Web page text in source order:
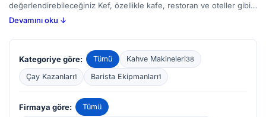
değerlendirebileceğiniz Kef, özellikle kafe, restoran ve oteller gibi
yoğun kullanıma sahip işletmeler için tasarlanmış kahve makineleri
makineler, demleme hassasiyeti, sıcaklık kontrolü ve kullanım
kolaylığı gibi unsurlara dikkat ederek geliştirilmiş. Alıcılar, kapasite,
güvenlik özellikleri ve bakım kolaylığı konularına odaklanarak
ihtiyaçlarını karşılayabilecekleri geniş bir yelpazeye sahip. Kahve
hazırlama sürecini optimize etmek isteyen profesyonellerin göz
atabileceği Kef ürünleri, BirMakine platformunda farklı bütçelere
uygun seçenekler sunuyor.
Devamını oku ↓
Kategoriye göre: Tümü Kahve Makineleri38
Çay Kazanları1 Barista Ekipmanları1
Firmaya göre:
Tümü